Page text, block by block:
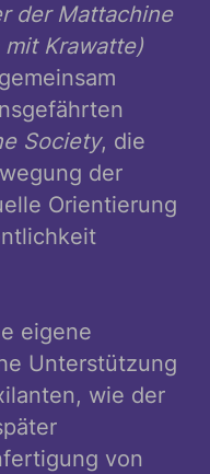
der Mattachine
Krawatte)
Society, die
der
Orientierung
eigene
Unterstützung
wie der
von